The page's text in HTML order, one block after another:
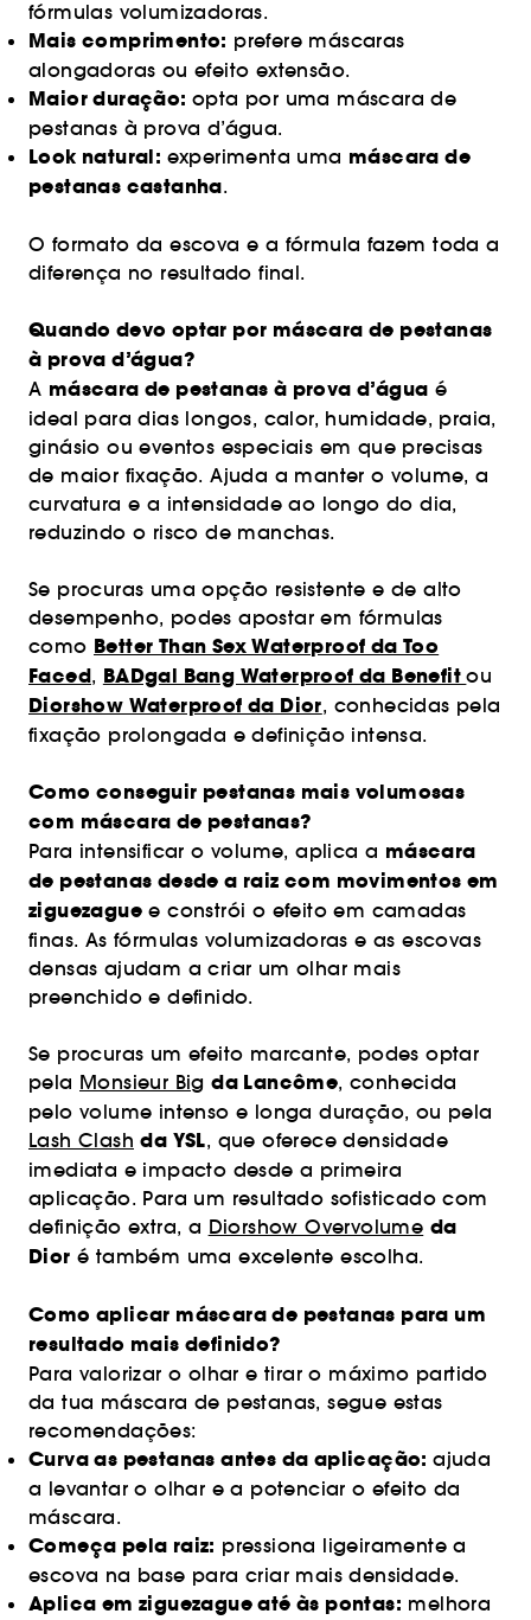
fórmulas volumizadoras.
Mais comprimento: prefere máscaras
alongadoras ou efeito extensão.
Maior duração: opta por uma máscara de
pestanas à prova d’água.
Look natural: experimenta uma máscara de
pestanas castanha.
O formato da escova e a fórmula fazem toda a
diferença no resultado final.
Quando devo optar por máscara de pestanas
à prova d’água?
A máscara de pestanas à prova d’água é
ideal para dias longos, calor, humidade, praia,
ginásio ou eventos especiais em que precisas
de maior fixação. Ajuda a manter o volume, a
curvatura e a intensidade ao longo do dia,
reduzindo o risco de manchas.
Se procuras uma opção resistente e de alto
desempenho, podes apostar em fórmulas
como Better Than Sex Waterproof da Too
Faced, BADgal Bang Waterproof da Benefitou
Diorshow Waterproof da Dior, conhecidas pela
fixação prolongada e definição intensa.
Como conseguir pestanas mais volumosas
com máscara de pestanas?
Para intensificar o volume, aplica a máscara
de pestanas desde a raiz com movimentos em
ziguezague e constrói o efeito em camadas
finas. As fórmulas volumizadoras e as escovas
densas ajudam a criar um olhar mais
preenchido e definido.
Se procuras um efeito marcante, podes optar
pela Monsieur Big da Lancôme, conhecida
pelo volume intenso e longa duração, ou pela
Lash Clash da YSL, que oferece densidade
imediata e impacto desde a primeira
aplicação. Para um resultado sofisticado com
definição extra, a Diorshow Overvolume da
Dior é também uma excelente escolha.
Como aplicar máscara de pestanas para um
resultado mais definido?
Para valorizar o olhar e tirar o máximo partido
da tua máscara de pestanas, segue estas
recomendações:
Curva as pestanas antes da aplicação:ajuda
a levantar o olhar e a potenciar o efeito da
máscara.
Começa pela raiz: pressiona ligeiramente a
escova na base para criar mais densidade.
Aplica em ziguezague até às pontas: melhora